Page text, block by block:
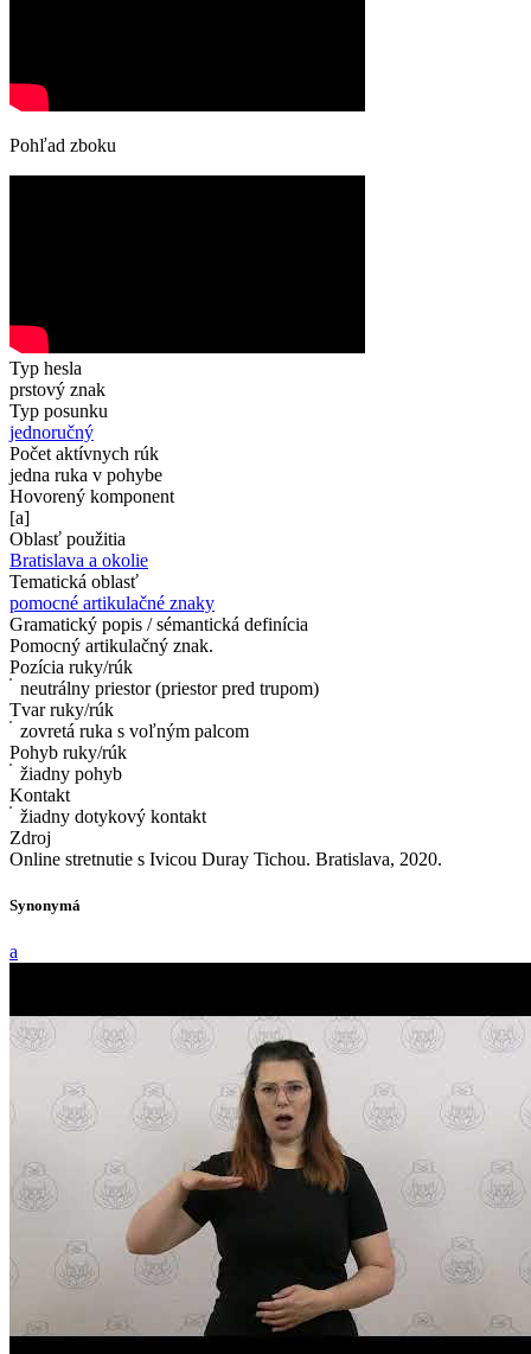
Pohľad zboku
Typ hesla
prstový znak
Typ posunku
jednoručný
Počet aktívnych rúk
jedna ruka v pohybe
Hovorený komponent
[a]
Oblasť použitia
Bratislava a okolie
Tematická oblasť
pomocné artikulačné znaky
Gramatický popis / sémantická definícia
Pomocný artikulačný znak.
Pozícia ruky/rúk
neutrálny priestor (priestor pred trupom)
Tvar ruky/rúk
zovretá ruka s voľným palcom
Pohyb ruky/rúk
žiadny pohyb
Kontakt
žiadny dotykový kontakt
Zdroj
Online stretnutie s Ivicou Duray Tichou. Bratislava, 2020.
Synonymá
a